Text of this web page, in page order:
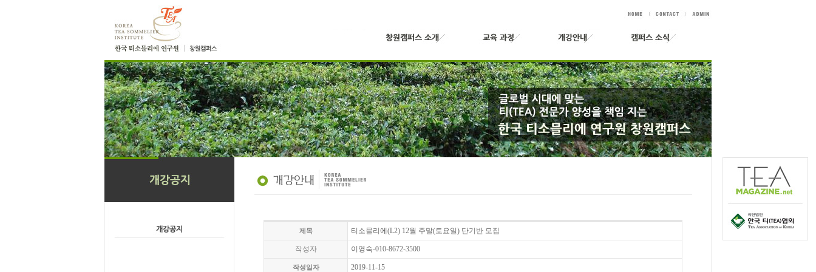
제목 티소믈리에(L2) 12월 주말(토요일) 단기반 모집
작성자 이영숙-010-8672-3500
작성일자 2019-11-15